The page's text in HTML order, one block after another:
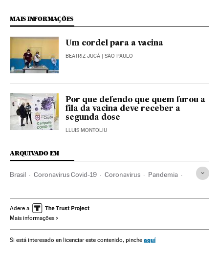
MAIS INFORMAÇÕES
Um cordel para a vacina
BEATRIZ JUCÁ | SÃO PAULO
Por que defendo que quem furou a
fila da vacina deve receber a
segunda dose
LLUIS MONTOLIU
ARQUIVADO EM
Brasil Coronavirus Covid-19 Coronavirus Pandemia
Justiça Código Penal Política
Corrupção política
Adere a
Mais informações
Si está interesado en licenciar este contenido, pinche aquí